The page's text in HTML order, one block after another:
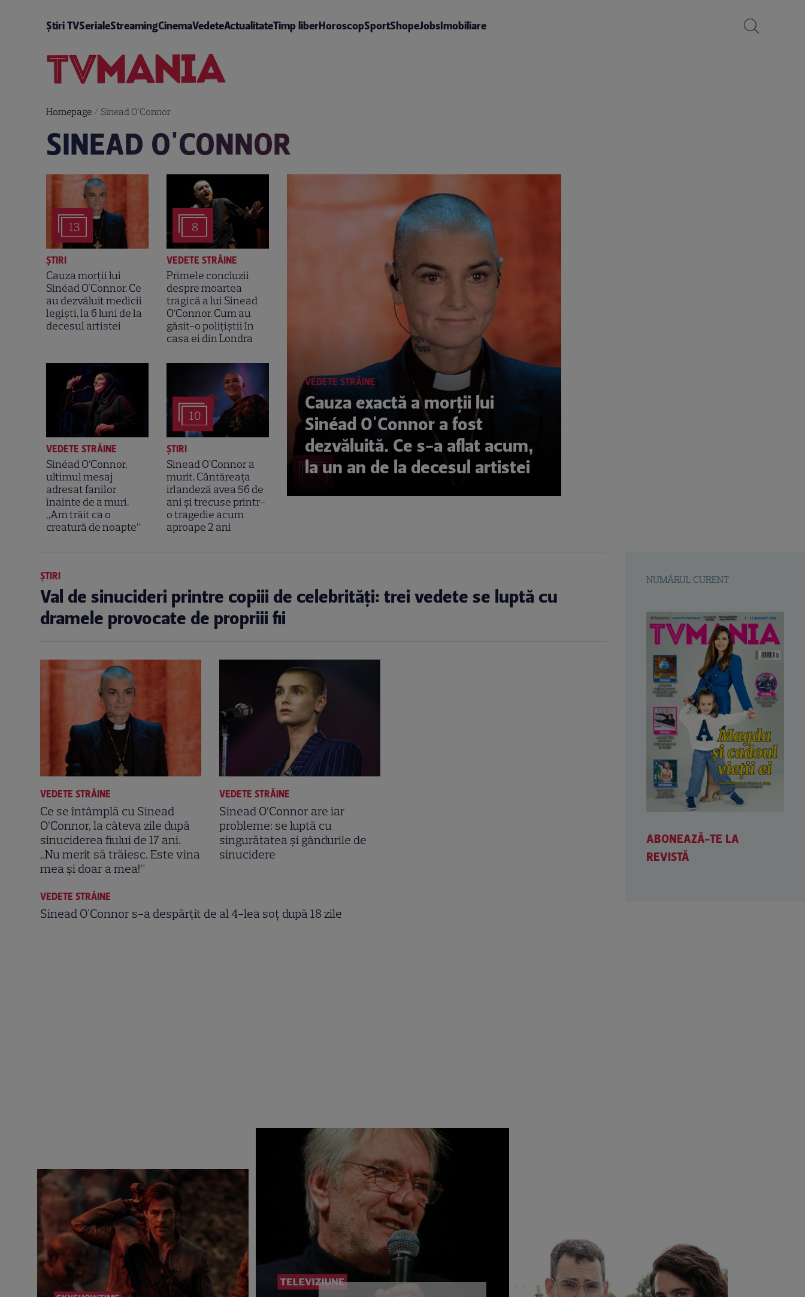
Știri TVSerialeStreamingCinemaVedeteActualitateTimp liberHoroscopSportShopeJobsImobiliare
Homepage/ Sinead O'Connor
SINEAD O'CONNOR
13
ȘTIRI
Cauza morții lui
Sinéad O'Connor. Ce
au dezvăluit medicii
legiști, la 6 luni de la
decesul artistei
8
VEDETE STRĂINE
Primele concluzii
despre moartea
tragică a lui Sinead
O’Connor. Cum au
găsit-o polițiștii în
casa ei din Londra
VEDETE STRĂINE
Sinéad O’Connor,
ultimul mesaj
adresat fanilor
înainte de a muri.
„Am trăit ca o
creatură de noapte”
10
ȘTIRI
Sinead O'Connor a
murit. Cântăreața
irlandeză avea 56 de
ani și trecuse printr-
o tragedie acum
aproape 2 ani
13
VEDETE STRĂINE
Cauza exactă a morții lui
Sinéad O'Connor a fost
dezvăluită. Ce s-a aflat acum,
la un an de la decesul artistei
ȘTIRI
Val de sinucideri printre copiii de celebrități: trei vedete se luptă cu
dramele provocate de propriii fii
VEDETE STRĂINE
Ce se întâmplă cu Sinead
O’Connor, la câteva zile după
sinuciderea fiului de 17 ani.
„Nu merit să trăiesc. Este vina
mea și doar a mea!”
VEDETE STRĂINE
Sinead O’Connor are iar
probleme: se luptă cu
singurătatea și gândurile de
sinucidere
VEDETE STRĂINE
Sinead O'Connor s-a despărţit de al 4-lea soţ după 18 zile
NUMĂRUL CURENT
ABONEAZĂ-TE LA
REVISTĂ